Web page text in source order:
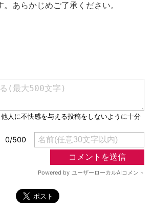
あらかじめご了承ください。